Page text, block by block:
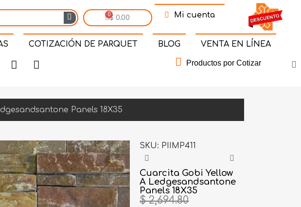
$ 0.00 Mi cuenta
COTIZACIÓN DE PARQUET BLOG VENTA EN LÍNEA
Productos por Cotizar
Panels 18X35
SKU PIIMP411
Cuarcita Gobi Yellow
A Ledgesandsantone
Panels 18X35
$ 2,694.80